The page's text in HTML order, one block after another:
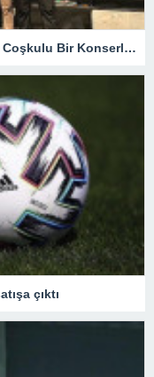
Ankara, Beşiktaş’ın Şampiyonluğunu Coşkulu Bir Konserle Kutladı – Spor
çıktı